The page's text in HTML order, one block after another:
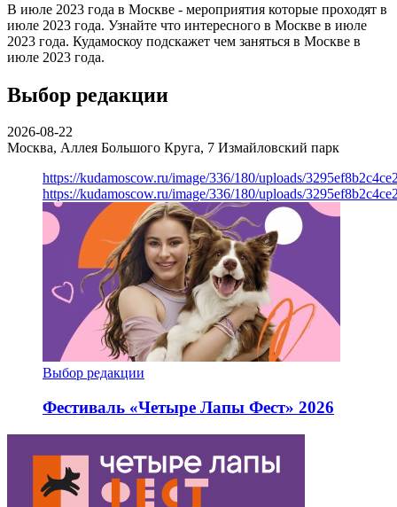
В июле 2023 года в Москве - мероприятия которые проходят в
июле 2023 года. Узнайте что интересного в Москве в июле
2023 года. Кудамоскоу подскажет чем заняться в Москве в
июле 2023 года.
Выбор редакции
2026-08-22
Москва, Аллея Большого Круга, 7 Измайловский парк
https://kudamoscow.ru/image/336/180/uploads/
https://kudamoscow.ru/image/336/180/uploads/
Выбор редакции
Фестиваль «Четыре Лапы Фест» 2026